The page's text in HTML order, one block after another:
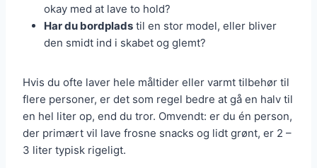
okay med at lave to hold?
Har du bordplads til en stor model, eller bliver
den smidt ind i skabet og glemt?
Hvis du ofte laver hele måltider eller varmt tilbehør til
flere personer, er det som regel bedre at gå en halv til
en hel liter op, end du tror. Omvendt: er du én person,
der primært vil lave frosne snacks og lidt grønt, er 2 –
3 liter typisk rigeligt.